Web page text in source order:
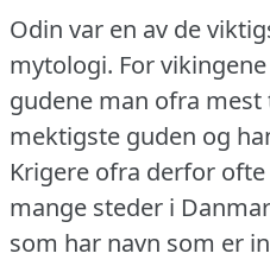
Odin var en av de
mytologi. For
gudene man ofra mest
mektigste guden og
Krigere ofra derfor
mange steder i
som har navn som er